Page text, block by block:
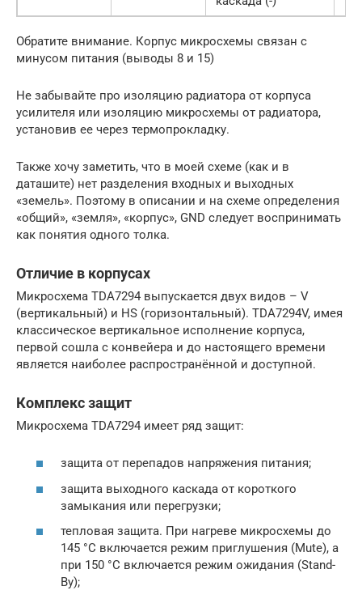
Обратите внимание. Корпус микросхемы связан с
минусом питания (выводы 8 и 15)
Не забывайте про изоляцию радиатора от корпуса
усилителя или изоляцию микросхемы от радиатора,
установив ее через термопрокладку.
Также хочу заметить, что в моей схеме (как и в
даташите) нет разделения входных и выходных
«земель». Поэтому в описании и на схеме определения
«общий», «земля», «корпус», GND следует воспринимать
как понятия одного толка.
Отличие в корпусах
Микросхема TDA7294 выпускается двух видов – V
(вертикальный) и HS (горизонтальный). TDA7294V, имея
классическое вертикальное исполнение корпуса,
первой сошла с конвейера и до настоящего времени
является наиболее распространённой и доступной.
Комплекс защит
Микросхема TDA7294 имеет ряд защит:
защита от перепадов напряжения питания;
защита выходного каскада от короткого
замыкания или перегрузки;
тепловая защита. При нагреве микросхемы до
145 °С включается режим приглушения (Mute), а
при 150 °С включается режим ожидания (Stand-
By);